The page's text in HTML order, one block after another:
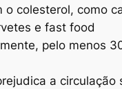
o colesterol, como
e fast food
pelo menos
a